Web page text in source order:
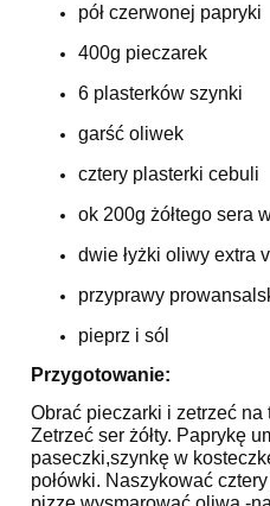
pół czerwonej papryki
400g pieczarek
6 plasterków szynki
garść oliwek
cztery plasterki cebuli
ok 200g żółtego sera
dwie łyżki oliwy extra
przyprawy
pieprz i sól
Przygotowanie:
Obrać pieczarki i zetrzeć na
Zetrzeć ser żółty. Paprykę
paseczki,szynkę w
połówki. Naszykować